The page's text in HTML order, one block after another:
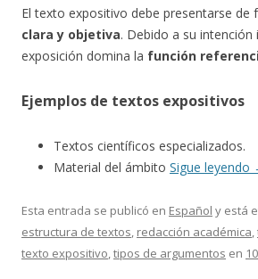
El texto expositivo debe presentarse de
clara y objetiva. Debido a su
exposición domina la función
Ejemplos de textos expositivos
Textos científicos especializados.
Material del ámbito Sigue leyendo
Esta entrada se publicó en Español y está
estructura de textos, redacción académica,
texto expositivo,tipos de argumentos en